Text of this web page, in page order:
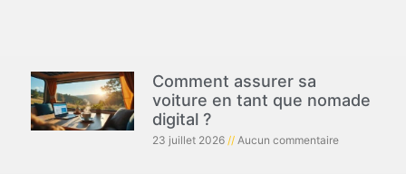
Comment assurer sa
voiture en tant que nomade
digital ?
23 juillet 2026 Aucun commentaire